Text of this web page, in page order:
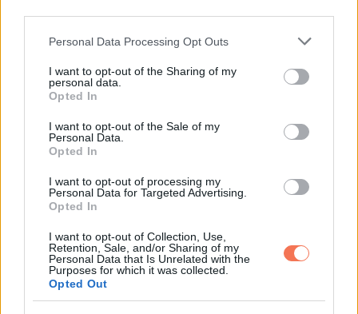
Please note that this website/app uses one or more Google
not limited to your visit or usage behaviour. You may click to
grant or deny consent to Google and its third-party tags to
use your data for below specified purposes in below Google
consent section.
Personal Data Processing Opt Outs
I want to opt-out of the Sharing of my
personal data.
Opted In
I want to opt-out of the Sale of my
Personal Data.
Opted In
I want to opt-out of processing my
Personal Data for Targeted Advertising.
Opted In
I want to opt-out of Collection, Use,
Retention, Sale, and/or Sharing of my
Personal Data that Is Unrelated with the
Purposes for which it was collected.
Opted Out